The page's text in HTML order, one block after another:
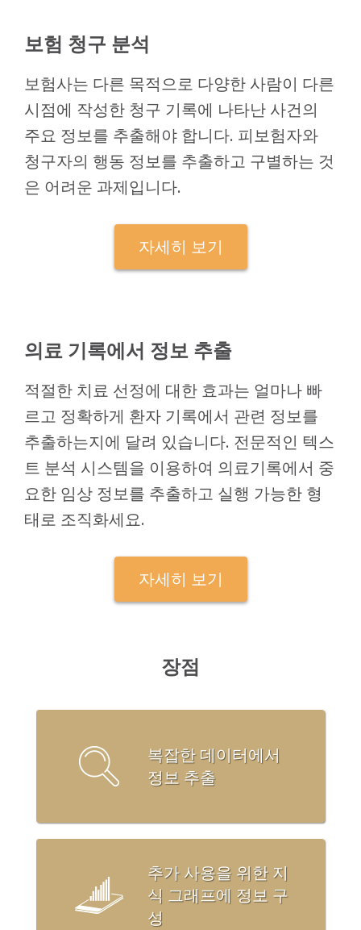
보험 청구 분석
보험사는 다른 목적으로 다양한 사람이 다른
시점에 작성한 청구 기록에 나타난 사건의
주요 정보를 추출해야 합니다. 피보험자와
청구자의 행동 정보를 추출하고 구별하는 것
은 어려운 과제입니다.
자세히 보기
의료 기록에서 정보 추출
적절한 치료 선정에 대한 효과는 얼마나 빠
르고 정확하게 환자 기록에서 관련 정보를
추출하는지에 달려 있습니다. 전문적인 텍스
트 분석 시스템을 이용하여 의료기록에서 중
요한 임상 정보를 추출하고 실행 가능한 형
태로 조직화세요.
자세히 보기
장점
복잡한 데이터에서
정보 추출
추가 사용을 위한 지
식 그래프에 정보 구
성